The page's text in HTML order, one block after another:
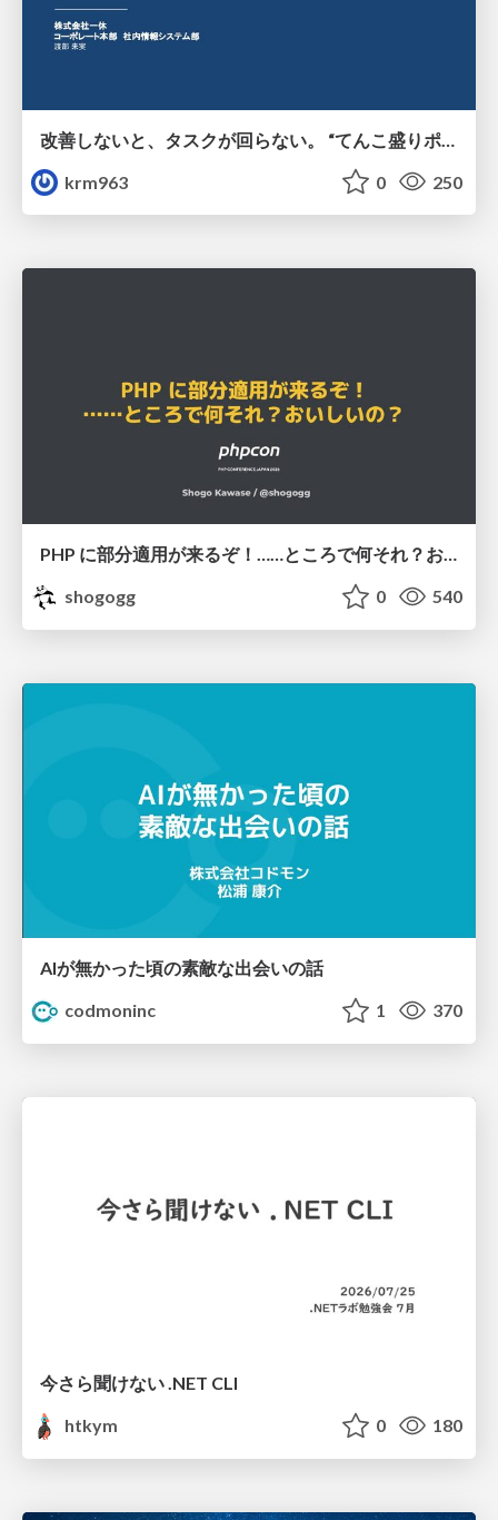
krm963
0 250
PHP に部分適用が来るぞ！……ところで何それ？おいしいの？ #phpcon / phpcon-2026
shogogg
0 540
AIが無かった頃の素敵な出会いの話
codmoninc
1 370
今さら聞けない .NET CLI
htkym
0 180